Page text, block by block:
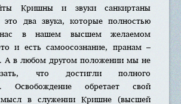
Кришны и звуки санкиртаны
два звука, которые полностью
нас в нашем высшем желаемом
и есть самоосознание, пранам –
А в любом другом положении мы не
что достигли полного
Освобождение обретает свой
в служении Кришне (высшей